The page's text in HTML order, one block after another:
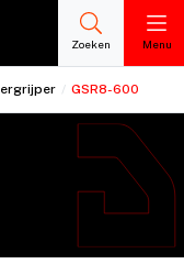
Zoeken Menu
/ GSR8-600